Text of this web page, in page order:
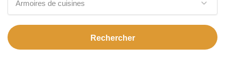
Armoires de cuisines